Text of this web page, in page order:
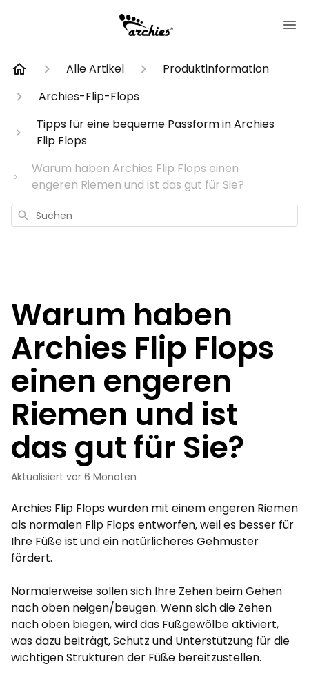
Alle Artikel
Produktinformation
Archies-Flip-Flops
Tipps für eine bequeme Passform in Archies
Flip Flops
Warum haben Archies Flip Flops einen
engeren Riemen und ist das gut für Sie?
Suchen
Warum haben
Archies Flip Flops
einen engeren
Riemen und ist
das gut für Sie?
Aktualisiert vor 6 Monaten
Archies Flip Flops wurden mit einem engeren Riemen
als normalen Flip Flops entworfen, weil es besser für
Ihre Füße ist und ein natürlicheres Gehmuster
fördert.
Normalerweise sollen sich Ihre Zehen beim Gehen
nach oben neigen/beugen. Wenn sich die Zehen
nach oben biegen, wird das Fußgewölbe aktiviert,
was dazu beiträgt, Schutz und Unterstützung für die
wichtigen Strukturen der Füße bereitzustellen.